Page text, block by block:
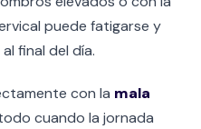
puede fatigarse y
final del día.
con la mala
cuando la jornada